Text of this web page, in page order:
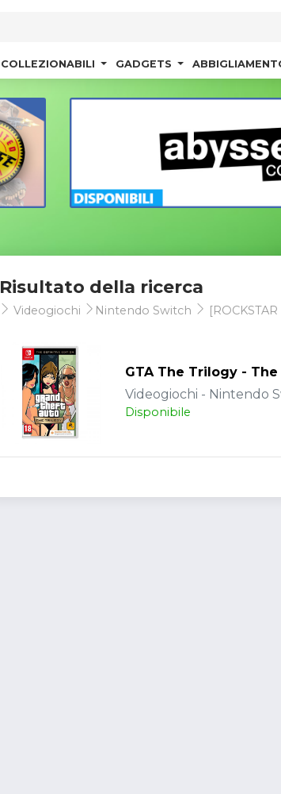
COLLEZIONABILI GADGETS
Risultato della ricerca
Videogiochi Nintendo Switch
GTA The Trilogy -
Videogiochi - Nintendo
Disponibile